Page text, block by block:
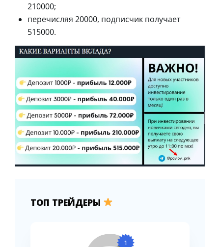
210000;
перечисляя 20000, подписчик получает
515000.
ТОП ТРЕЙДЕРЫ
1